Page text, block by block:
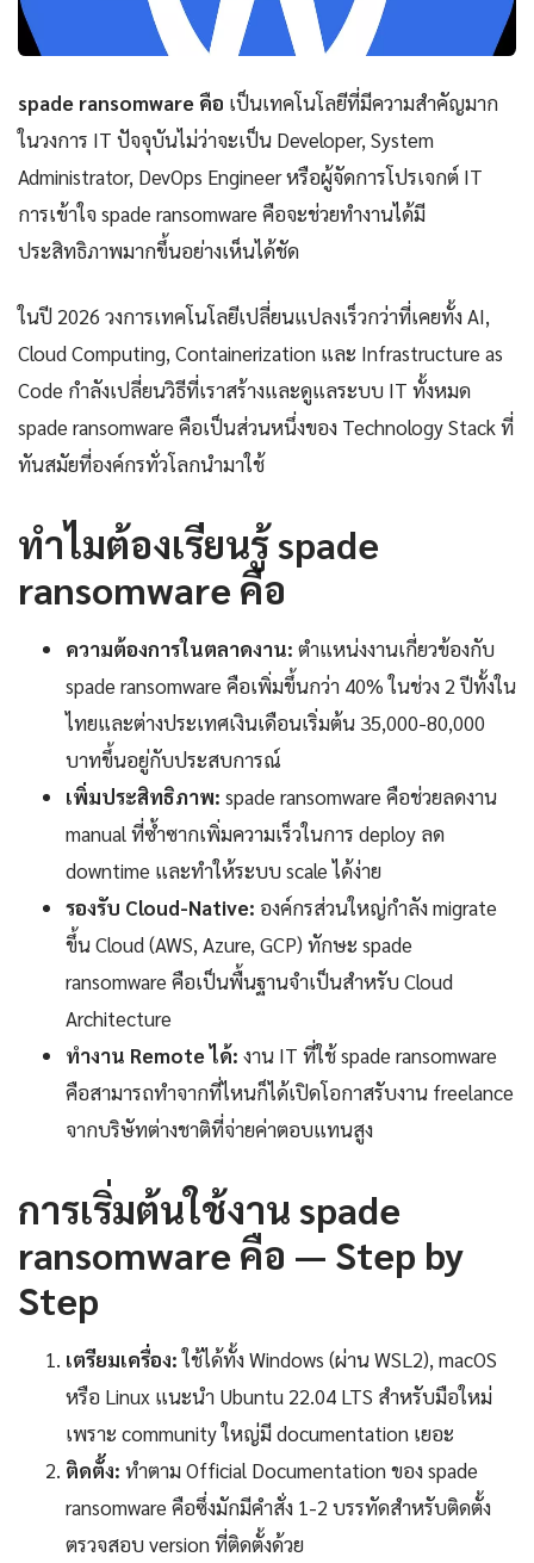
spade ransomware คือ เป็นเทคโนโลยีที่มีความสำคัญมาก
ในวงการ IT ปัจจุบันไม่ว่าจะเป็น Developer, System
Administrator, DevOps Engineer หรือผู้จัดการโปรเจกต์ IT
การเข้าใจ spade ransomware คือจะช่วยทำงานได้มี
ประสิทธิภาพมากขึ้นอย่างเห็นได้ชัด
ในปี 2026 วงการเทคโนโลยีเปลี่ยนแปลงเร็วกว่าที่เคยทั้ง AI,
Cloud Computing, Containerization และ Infrastructure as
Code กำลังเปลี่ยนวิธีที่เราสร้างและดูแลระบบ IT ทั้งหมด
spade ransomware คือเป็นส่วนหนึ่งของ Technology Stack ที่
ทันสมัยที่องค์กรทั่วโลกนำมาใช้
ทำไมต้องเรียนรู้ spade
ransomware คือ
ความต้องการในตลาดงาน: ตำแหน่งงานเกี่ยวข้องกับ
spade ransomware คือเพิ่มขึ้นกว่า 40% ในช่วง 2 ปีทั้งใน
ไทยและต่างประเทศเงินเดือนเริ่มต้น 35,000-80,000
บาทขึ้นอยู่กับประสบการณ์
เพิ่มประสิทธิภาพ: spade ransomware คือช่วยลดงาน
manual ที่ซ้ำซากเพิ่มความเร็วในการ deploy ลด
downtime และทำให้ระบบ scale ได้ง่าย
รองรับ Cloud-Native: องค์กรส่วนใหญ่กำลัง migrate
ขึ้น Cloud (AWS, Azure, GCP) ทักษะ spade
ransomware คือเป็นพื้นฐานจำเป็นสำหรับ Cloud
Architecture
ทำงาน Remote ได้: งาน IT ที่ใช้ spade ransomware
คือสามารถทำจากที่ไหนก็ได้เปิดโอกาสรับงาน freelance
จากบริษัทต่างชาติที่จ่ายค่าตอบแทนสูง
การเริ่มต้นใช้งาน spade
ransomware คือ — Step by
Step
เตรียมเครื่อง:ใช้ได้ทั้ง Windows (ผ่าน WSL2), macOS
หรือ Linux แนะนำ Ubuntu 22.04 LTS สำหรับมือใหม่
เพราะ community ใหญ่มี documentation เยอะ
ติดตั้ง: ทำตาม Official Documentation ของ spade
ransomware คือซึ่งมักมีคำสั่ง 1-2 บรรทัดสำหรับติดตั้ง
ตรวจสอบ version ที่ติดตั้งด้วย